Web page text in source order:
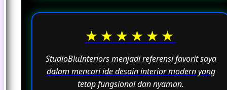
★★★★★★
StudioBluInteriors menjadi referensi favorit saya
dalam mencari ide desain interior modern yang
tetap fungsional dan nyaman.